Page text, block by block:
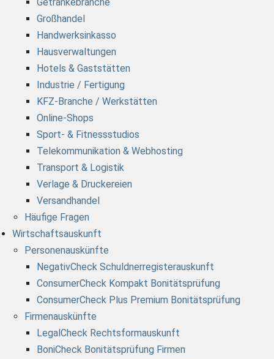
Großhandel
Handwerksinkasso
Hausverwaltungen
Hotels & Gaststätten
Industrie / Fertigung
KFZ-Branche / Werkstätten
Online-Shops
Sport- & Fitnessstudios
Telekommunikation & Webhosting
Transport & Logistik
Verlage & Druckereien
Versandhandel
Häufige Fragen
Wirtschaftsauskunft
Personenauskünfte
NegativCheck Schuldnerregisterauskunft
ConsumerCheck Kompakt Bonitätsprüfung
ConsumerCheck Plus Premium Bonitätsprüfung
Firmenauskünfte
LegalCheck Rechtsformauskunft
BoniCheck Bonitätsprüfung Firmen